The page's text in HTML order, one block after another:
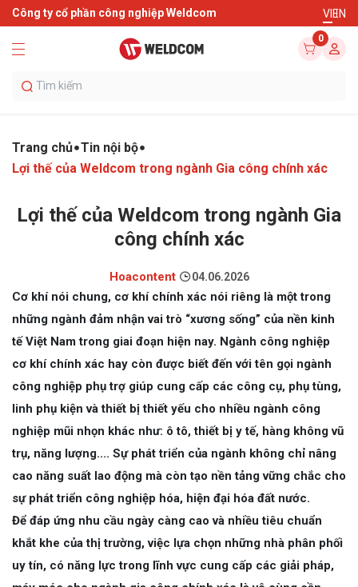
Công ty cổ phần công nghiệp Weldcom VIEN
0
Trang chủ Tin nội bộ
Lợi thế của Weldcom trong ngành Gia công chính xác
Lợi thế của Weldcom trong ngành Gia
công chính xác
Hoacontent 04.06.2026
Cơ khí nói chung, cơ khí chính xác nói riêng là một trong
những ngành đảm nhận vai trò “xương sống” của nền kinh
tế Việt Nam trong giai đoạn hiện nay. Ngành công nghiệp
cơ khí chính xác hay còn được biết đến với tên gọi ngành
công nghiệp phụ trợ giúp cung cấp các công cụ, phụ tùng,
linh phụ kiện và thiết bị thiết yếu cho nhiều ngành công
nghiệp mũi nhọn khác như: ô tô, thiết bị y tế, hàng không vũ
trụ, năng lượng.... Sự phát triển của ngành không chỉ nâng
cao năng suất lao động mà còn tạo nền tảng vững chắc cho
sự phát triển công nghiệp hóa, hiện đại hóa đất nước.
Để đáp ứng nhu cầu ngày càng cao và nhiều tiêu chuẩn
khắt khe của thị trường, việc lựa chọn những nhà phân phối
uy tín, có năng lực trong lĩnh vực cung cấp các giải pháp,